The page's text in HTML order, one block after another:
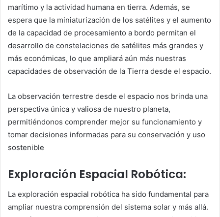
marítimo y la actividad humana en tierra. Además, se
espera que la miniaturización de los satélites y el aumento
de la capacidad de procesamiento a bordo permitan el
desarrollo de constelaciones de satélites más grandes y
más económicas, lo que ampliará aún más nuestras
capacidades de observación de la Tierra desde el espacio.
La observación terrestre desde el espacio nos brinda una
perspectiva única y valiosa de nuestro planeta,
permitiéndonos comprender mejor su funcionamiento y
tomar decisiones informadas para su conservación y uso
sostenible
Exploración Espacial Robótica:
La exploración espacial robótica ha sido fundamental para
ampliar nuestra comprensión del sistema solar y más allá.